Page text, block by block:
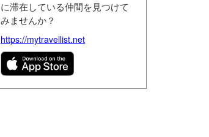
に滞在している仲間を見つけて
みませんか？
https://mytravellist.net